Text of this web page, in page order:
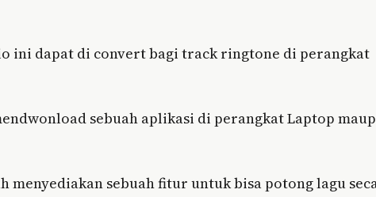
ini dapat di convert bagi track ringtone di perangkat
sebuah aplikasi di perangkat Laptop
menyediakan sebuah fitur untuk bisa potong lagu